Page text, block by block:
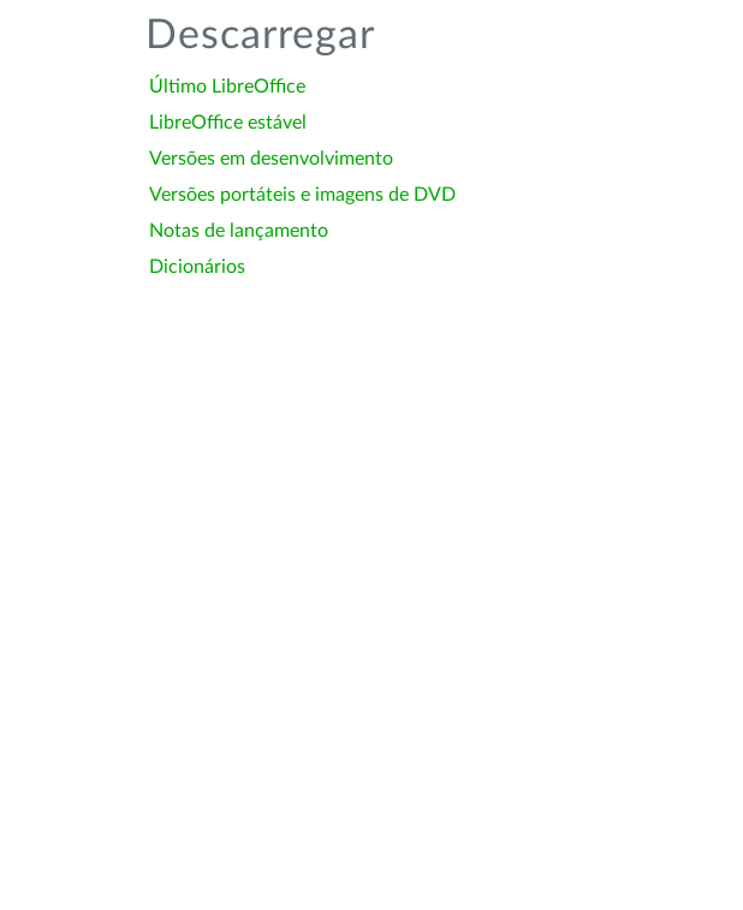
Descarregar
Último LibreOffice
LibreOffice estável
Versões em desenvolvimento
Versões portáteis e imagens de DVD
Notas de lançamento
Dicionários